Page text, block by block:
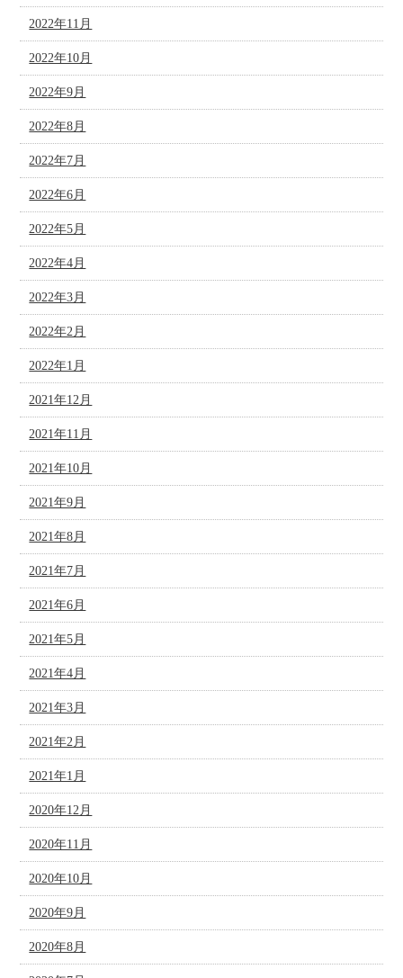
2022年11月
2022年10月
2022年9月
2022年8月
2022年7月
2022年6月
2022年5月
2022年4月
2022年3月
2022年2月
2022年1月
2021年12月
2021年11月
2021年10月
2021年9月
2021年8月
2021年7月
2021年6月
2021年5月
2021年4月
2021年3月
2021年2月
2021年1月
2020年12月
2020年11月
2020年10月
2020年9月
2020年8月